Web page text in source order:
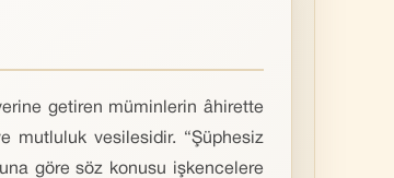
getiren müminlerin âhirette
mutluluk vesilesidir. “Şüphesiz
göre söz konusu işkencelere